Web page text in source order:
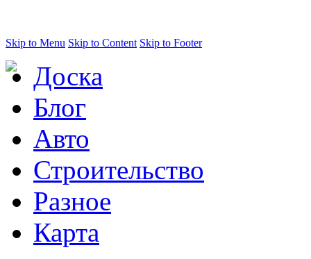
Skip to Menu Skip to Content Skip to Footer
Доска
Блог
Авто
Строительство
Разное
Карта